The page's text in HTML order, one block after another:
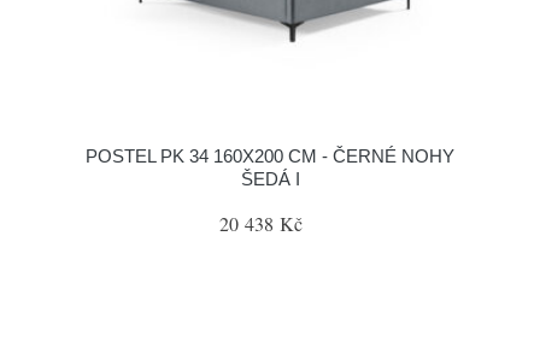
POSTEL PK 34 160X200 CM - ČERNÉ NOHY
ŠEDÁ I
20 438 Kč